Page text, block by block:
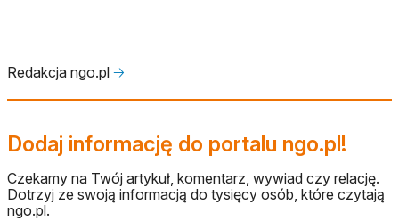
Redakcja ngo.pl 🡢
Dodaj informację do portalu ngo.pl!
Czekamy na Twój artykuł, komentarz, wywiad czy relację.
Dotrzyj ze swoją informacją do tysięcy osób, które czytają
ngo.pl.